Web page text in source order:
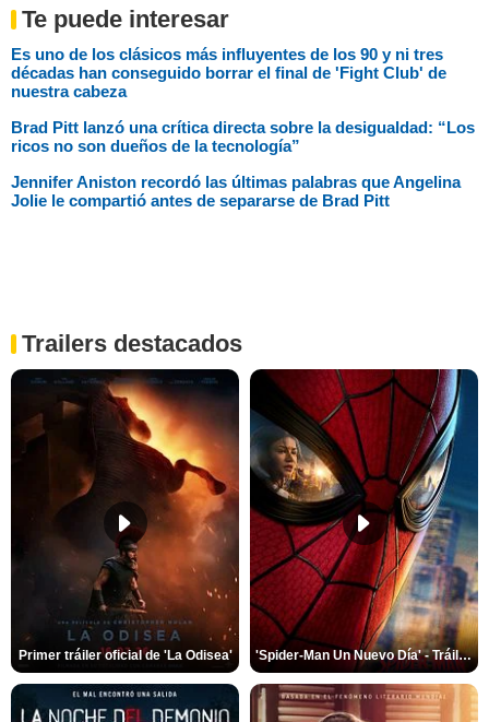
Te puede interesar
Es uno de los clásicos más influyentes de los 90 y ni tres
décadas han conseguido borrar el final de 'Fight Club' de
nuestra cabeza
Brad Pitt lanzó una crítica directa sobre la desigualdad: “Los
ricos no son dueños de la tecnología”
Jennifer Aniston recordó las últimas palabras que Angelina
Jolie le compartió antes de separarse de Brad Pitt
Trailers destacados
Primer tráiler oficial de 'La Odisea' 'Spider-Man Un Nuevo Día' - Tráiler oficial subtitulado